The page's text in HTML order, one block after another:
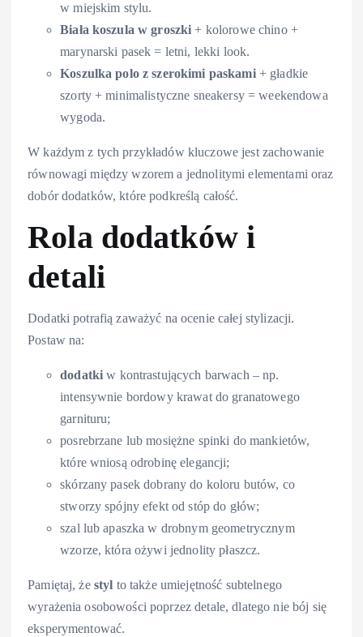
w miejskim stylu.
Biała koszula w groszki + kolorowe chino +
marynarski pasek = letni, lekki look.
Koszulka polo z szerokimi paskami+ gładkie
szorty + minimalistyczne sneakersy = weekendowa
wygoda.
W każdym z tych przykładów kluczowe jest zachowanie
równowagi między wzorem a jednolitymi elementami oraz
dobór dodatków, które podkreślą całość.
Rola dodatków i
detali
Dodatki potrafią zaważyć na ocenie całej stylizacji.
Postaw na:
dodatki w kontrastujących barwach – np.
intensywnie bordowy krawat do granatowego
garnituru;
posrebrzane lub mosiężne spinki do mankietów,
które wniosą odrobinę elegancji;
skórzany pasek dobrany do koloru butów, co
stworzy spójny efekt od stóp do głów;
szal lub apaszka w drobnym geometrycznym
wzorze, która ożywi jednolity płaszcz.
Pamiętaj, że styl to także umiejętność subtelnego
wyrażenia osobowości poprzez detale, dlatego nie bój się
eksperymentować.